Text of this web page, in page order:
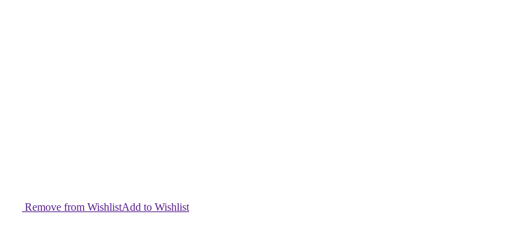
Remove from WishlistAdd to Wishlist